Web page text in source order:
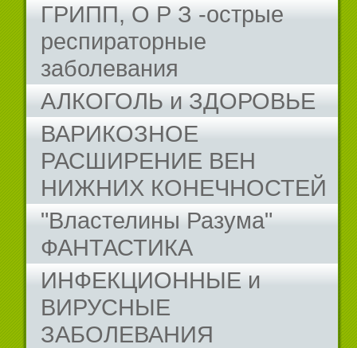
ГРИПП, О Р З -острые
респираторные
заболевания
АЛКОГОЛЬ и ЗДОРОВЬЕ
ВАРИКОЗНОЕ
РАСШИРЕНИЕ ВЕН
НИЖНИХ КОНЕЧНОСТЕЙ
"Властелины Разума"
ФАНТАСТИКА
ИНФЕКЦИОННЫЕ и
ВИРУСНЫЕ
ЗАБОЛЕВАНИЯ